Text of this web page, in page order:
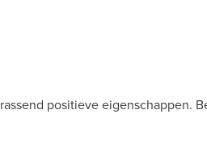
positieve eigenschappen.